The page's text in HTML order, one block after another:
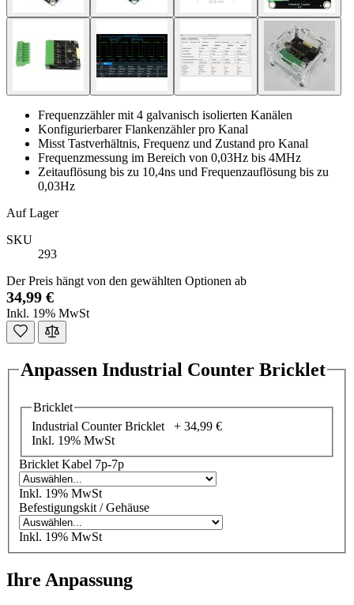
Frequenzzähler mit 4 galvanisch isolierten Kanälen
Konfigurierbarer Flankenzähler pro Kanal
Misst Tastverhältnis, Frequenz und Zustand pro Kanal
Frequenzmessung im Bereich von 0,03Hz bis 4MHz
Zeitauflösung bis zu 10,4ns und Frequenzauflösung bis zu
0,03Hz
Auf Lager
SKU
293
Der Preis hängt von den gewählten Optionen ab
34,99 €
Inkl. 19% MwSt
Anpassen Industrial Counter Bricklet
Bricklet
Industrial Counter Bricklet + 34,99 €
Inkl. 19% MwSt
Bricklet Kabel 7p-7p
Inkl. 19% MwSt
Befestigungskit / Gehäuse
Inkl. 19% MwSt
Ihre Anpassung